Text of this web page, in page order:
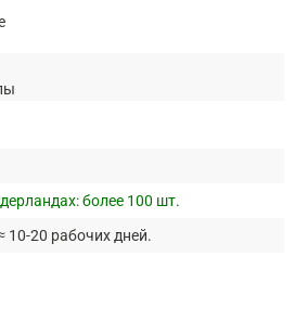
более 100 шт.
10-20 рабочих дней.